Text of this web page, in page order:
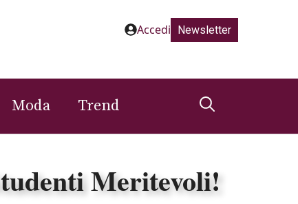
Accedi Newsletter
Moda Trend
Meritevoli!